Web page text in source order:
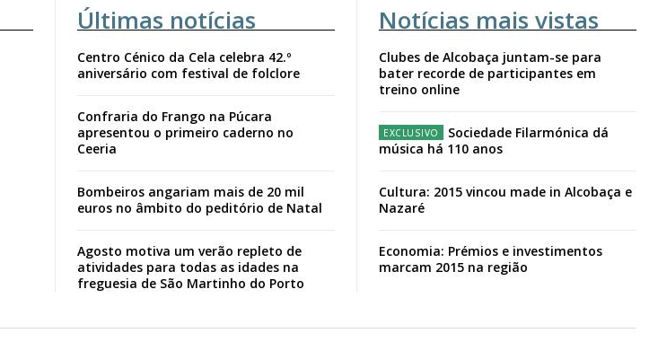
Últimas notícias
Centro Cénico da Cela celebra 42.º
aniversário com festival de folclore
Confraria do Frango na Púcara
apresentou o primeiro caderno no
Ceeria
Bombeiros angariam mais de 20 mil
euros no âmbito do peditório de Natal
Agosto motiva um verão repleto de
atividades para todas as idades na
freguesia de São Martinho do Porto
Notícias mais vistas
Clubes de Alcobaça juntam-se para
bater recorde de participantes em
treino online
Sociedade Filarmónica dá
música há 110 anos
Cultura: 2015 vincou made in Alcobaça e
Nazaré
Economia: Prémios e investimentos
marcam 2015 na região